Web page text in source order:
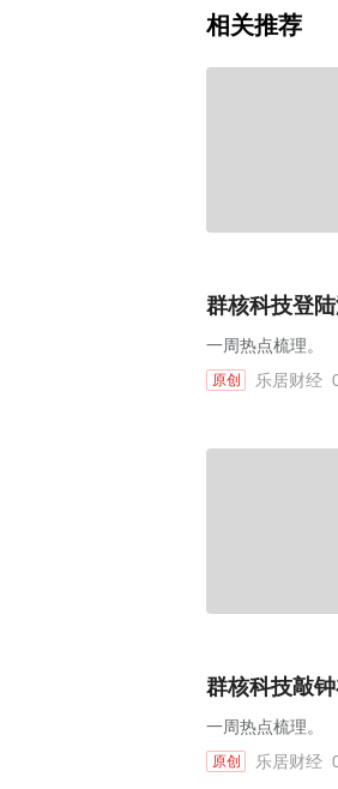
相关推荐
群核科技登
一周热点梳理。
原创 乐居财经
群核科技敲
一周热点梳理。
原创 乐居财经